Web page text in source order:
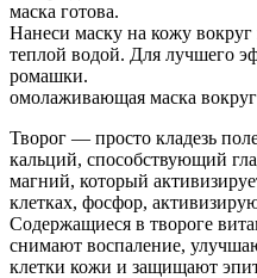
маска готова.
Нанеси маску на кожу
теплой водой. Для лучшего
ромашки.
омолаживающая маска вокруг
Творог — просто кладезь
кальций, способствующий
магний, который
клетках, фосфор,
Содержащиеся в твороге
снимают воспаление,
клетки кожи и защищают